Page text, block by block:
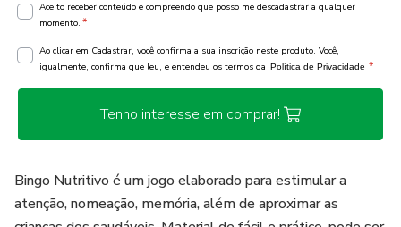
Aceito receber conteúdo e compreendo que posso me descadastrar a qualquer
momento. *
Ao clicar em Cadastrar, você confirma a sua inscrição neste produto. Você,
igualmente, confirma que leu, e entendeu os termos da Política de Privacidade *
Tenho interesse em comprar!
Bingo Nutritivo é um jogo elaborado para estimular a
atenção, nomeação, memória, além de aproximar as